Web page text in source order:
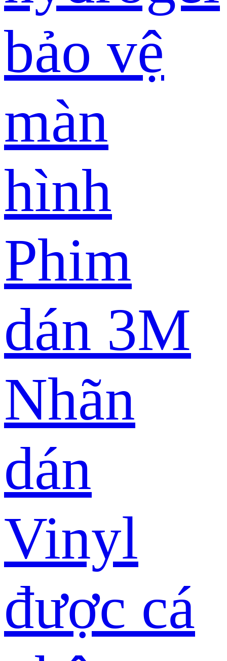
bảo vệ
màn
hình
Phim
dán 3M
Nhãn
dán
Vinyl
được cá